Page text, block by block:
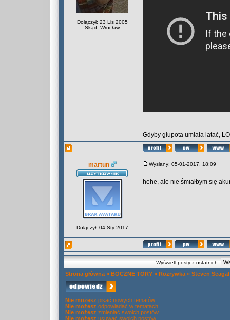
Dołączył: 23 Lis 2005
Skąd: Wrocław
Gdyby głupota umiała latać,
martun
Dołączył: 04 Sty 2017
Wysłany: 05-01-2017, 18:09
hehe, ale nie śmiałbym się
Wyświetl posty z ostatnich:
Strona główna » BOCZNE TORY » Rozrywka » Steven
Nie możesz pisać nowych tematów
Nie możesz odpowiadać w tematach
Nie możesz zmieniać swoich postów
Nie możesz usuwać swoich postów